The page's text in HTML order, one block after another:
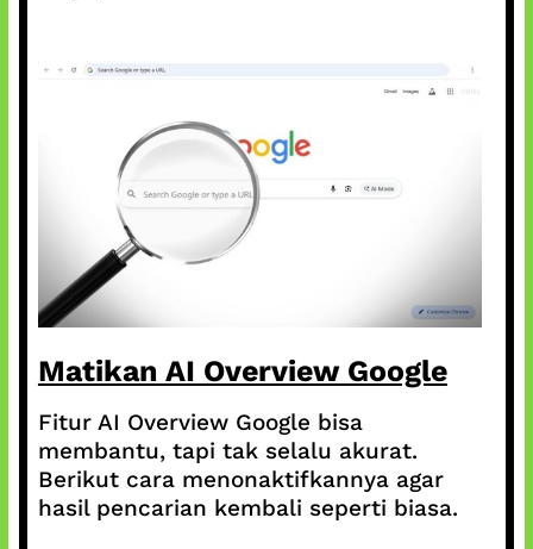
Matikan AI Overview Google
Fitur AI Overview Google bisa
membantu, tapi tak selalu akurat.
Berikut cara menonaktifkannya agar
hasil pencarian kembali seperti biasa.